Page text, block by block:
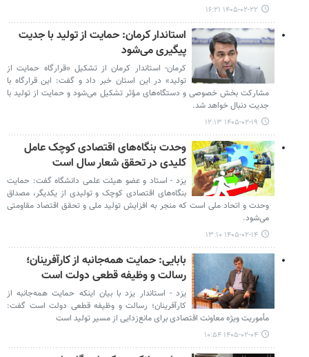
۱۴۰۵-۰۲-۲۲ ۱۶:۲۱
استاندار کرمان: حمایت از تولید با جدیت
پیگیری می‌شود
کرمان- استاندار کرمان از تشکیل «قرارگاه حمایت از
تولید» در این استان خبر داد و گفت: این قرارگاه با
مشارکت بخش خصوصی و دستگاه‌های مؤثر تشکیل می‌شود و حمایت از تولید با
جدیت دنبال خواهد شد.
۱۴۰۵-۰۲-۱۹ ۱۲:۱۳
وحدت بنگاه‌های اقتصادی کوچک عامل
کلیدی در تحقق شعار سال است
یزد - استاد و عضو هیئت علمی دانشگاه گفت: حمایت
بنگاه‌های اقتصادی کوچک و تولیدی از یکدیگر، مصداق
وحدت و اتحاد ملی است که منجر به افزایش تولید ملی و تحقق اقتصاد مقاومتی
می‌شود.
۱۴۰۵-۰۲-۱۴ ۱۳:۱۰
بابایی: حمایت همه‌جانبه از کارآفرینان؛
رسالت و وظیفه قطعی دولت است
یزد - استاندار یزد با بیان اینکه حمایت همه‌جانبه از
کارآفرینان؛ رسالت و وظیفه قطعی دولت است گفت:
مأموریت ویژه معاونت اقتصادی برای مانع‌زدایی از مسیر تولید است‌
۱۴۰۵-۰۲-۰۴ ۱۰:۵۴